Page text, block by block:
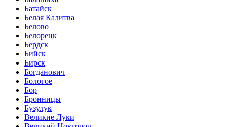
Батайск
Белая Калитва
Белово
Белорецк
Бердск
Бийск
Бирск
Богданович
Бологое
Бор
Бронницы
Бузулук
Великие Луки